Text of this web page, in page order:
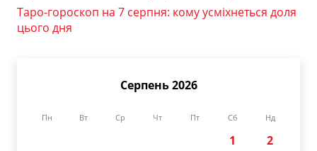
Таро-гороскоп на 7 серпня: кому усміхнеться доля
цього дня
Серпень 2026
Пн Вт Ср Чт Пт Сб Нд
1
2